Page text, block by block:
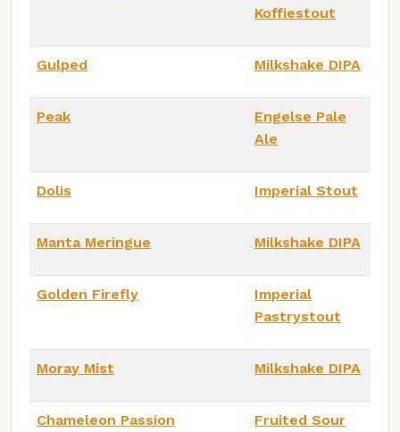
Koffiestout
Gulped Milkshake DIPA
Peak
Engelse Pale
Ale
Dolis Imperial Stout
Manta Meringue Milkshake DIPA
Golden Firefly
Imperial
Pastrystout
Moray Mist Milkshake DIPA
Chameleon Passion Fruited Sour